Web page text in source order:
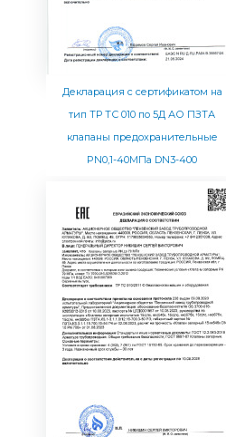
Декларация с сертификатом на
тип ТР ТС 010 по 5Д АО ПЗТА
клапаны предохранительные
PN0,1-40МПа DN3-400